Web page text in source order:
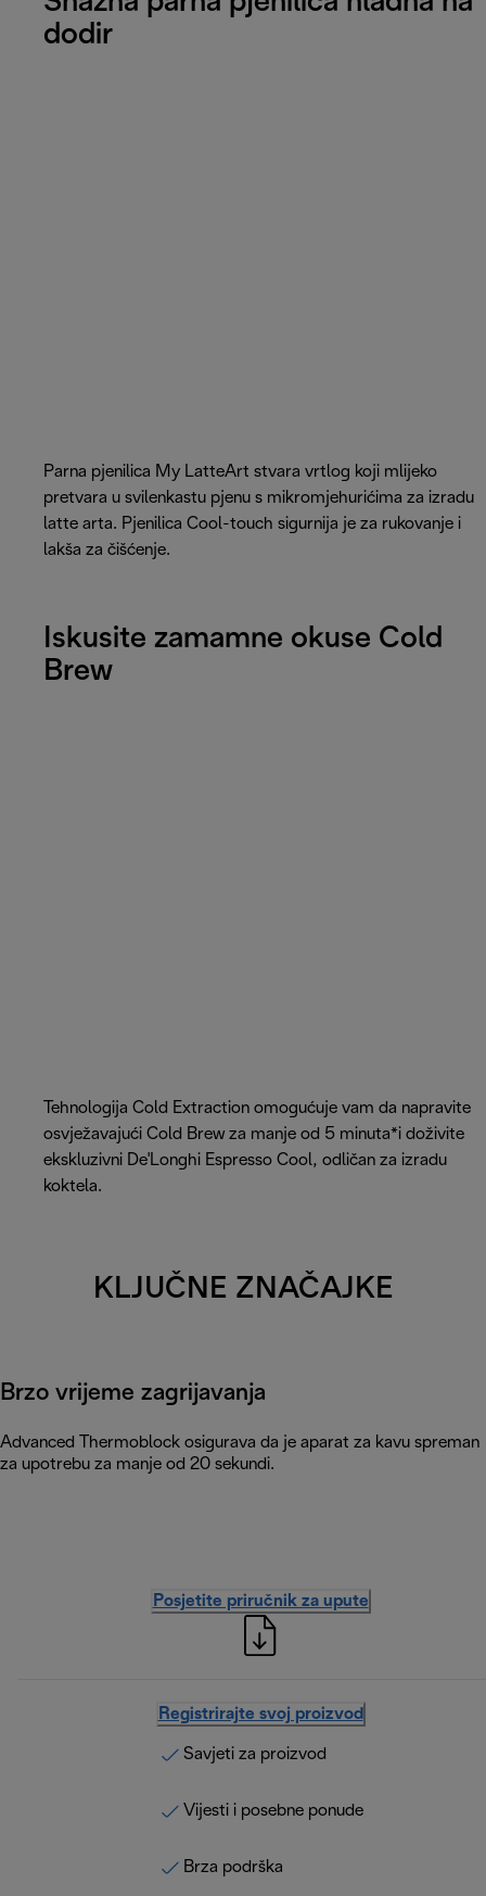
dodir
Parna pjenilica My LatteArt stvara vrtlog koji mlijeko
pretvara u svilenkastu pjenu s mikromjehurićima za izradu
latte arta. Pjenilica Cool-touch sigurnija je za rukovanje i
lakša za čišćenje.
Iskusite zamamne okuse Cold
Brew
Tehnologija Cold Extraction omogućuje vam da napravite
osvježavajući Cold Brew za manje od 5 minuta*i doživite
ekskluzivni De'Longhi Espresso Cool, odličan za izradu
koktela.
KLJUČNE ZNAČAJKE
Brzo vrijeme zagrijavanja
Advanced Thermoblock osigurava da je aparat za kavu spreman
za upotrebu za manje od 20 sekundi.
Posjetite priručnik za upute
Registrirajte svoj proizvod
Savjeti za proizvod
Vijesti i posebne ponude
Brza podrška